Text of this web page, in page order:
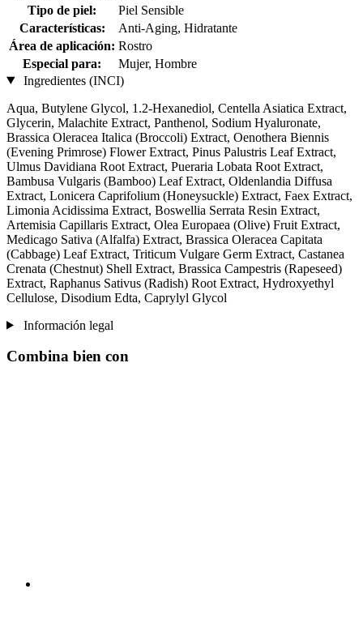
Tipo de piel:
Piel Sensible
Características:
Anti-Aging, Hidratante
Área de aplicación: Rostro
Especial para:
Mujer, Hombre
Ingredientes (INCI)
Aqua, Butylene Glycol, 1.2-Hexanediol, Centella Asiatica Extract,
Glycerin, Malachite Extract, Panthenol, Sodium Hyaluronate,
Brassica Oleracea Italica (Broccoli) Extract, Oenothera Biennis
(Evening Primrose) Flower Extract, Pinus Palustris Leaf Extract,
Ulmus Davidiana Root Extract, Pueraria Lobata Root Extract,
Bambusa Vulgaris (Bamboo) Leaf Extract, Oldenlandia Diffusa
Extract, Lonicera Caprifolium (Honeysuckle) Extract, Faex Extract,
Limonia Acidissima Extract, Boswellia Serrata Resin Extract,
Artemisia Capillaris Extract, Olea Europaea (Olive) Fruit Extract,
Medicago Sativa (Alfalfa) Extract, Brassica Oleracea Capitata
(Cabbage) Leaf Extract, Triticum Vulgare Germ Extract, Castanea
Crenata (Chestnut) Shell Extract, Brassica Campestris (Rapeseed)
Extract, Raphanus Sativus (Radish) Root Extract, Hydroxyethyl
Cellulose, Disodium Edta, Caprylyl Glycol
Información legal
Combina bien con